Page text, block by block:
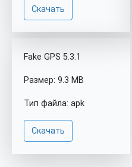
Скачать
Fake GPS 5.3.1
Размер: 9.3 MB
Тип файла: apk
Скачать